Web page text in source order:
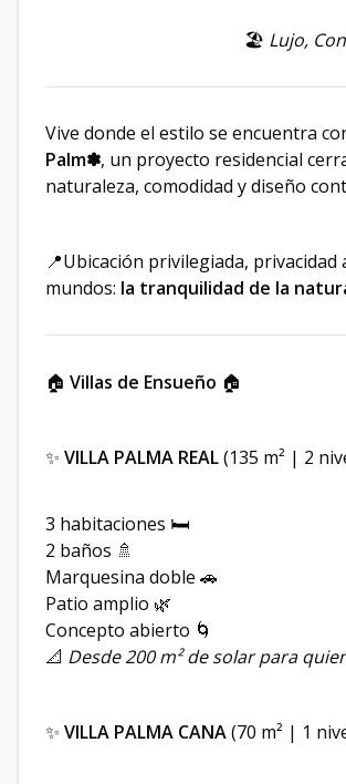
🏖 Lujo,
Vive donde el estilo se encuentra
Palm✽, un proyecto residencial
naturaleza, comodidad y diseño
📍Ubicación privilegiada,
mundos: la tranquilidad de la
🏠 Villas de Ensueño 🏠
✨ VILLA PALMA REAL(135 m² | 2
3 habitaciones 🛏
2 baños 🚿
Marquesina doble 🚗
Patio amplio 🌿
Concepto abierto 🌀
📐 Desde 200 m² de solar para
✨ VILLA PALMA CANA(70 m² | 1